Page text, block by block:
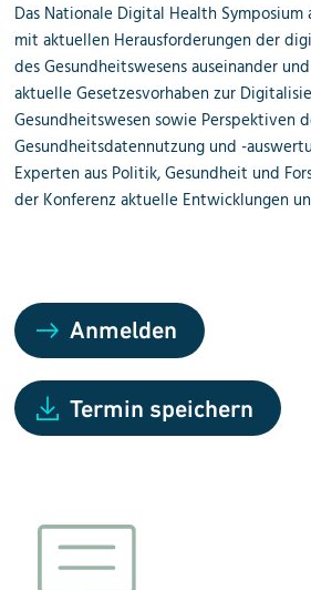
Das Nationale Digital Health Symposium
mit aktuellen Herausforderungen der
des Gesundheitswesens auseinander
aktuelle Gesetzesvorhaben zur
Gesundheitswesen sowie Perspektiven
Gesundheitsdatennutzung und -
Experten aus Politik, Gesundheit und
der Konferenz aktuelle Entwicklungen
Anmelden
Termin speichern